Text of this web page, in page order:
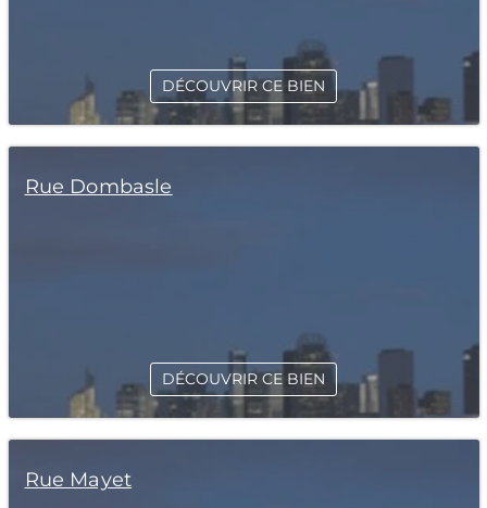
DÉCOUVRIR CE BIEN
Rue Dombasle
DÉCOUVRIR CE BIEN
Rue Mayet